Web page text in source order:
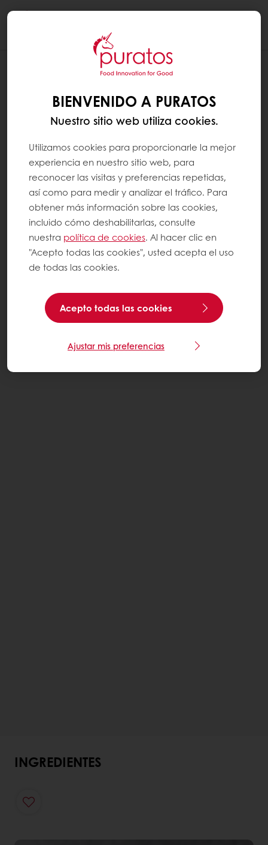
INGREDIENTES
BIENVENIDO A PURATOS
Nuestro sitio web utiliza cookies.
Utilizamos cookies para proporcionarle la mejor
experiencia en nuestro sitio web, para
reconocer las visitas y preferencias repetidas,
así como para medir y analizar el tráfico. Para
obtener más información sobre las cookies,
incluido cómo deshabilitarlas, consulte
nuestra política de cookies. Al hacer clic en
"Acepto todas las cookies", usted acepta el uso
de todas las cookies.
Acepto todas las cookies
Ajustar mis preferencias